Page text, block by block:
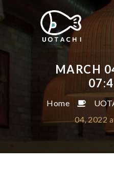
MARCH
Home
04, 2022